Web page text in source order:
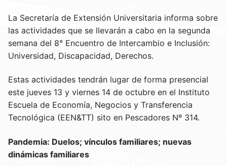
La Secretaría de Extensión Universitaria informa sobre
las actividades que se llevarán a cabo en la segunda
semana del 8° Encuentro de Intercambio e Inclusión:
Universidad, Discapacidad, Derechos.
Estas actividades tendrán lugar de forma presencial
este jueves 13 y viernes 14 de octubre en el Instituto
Escuela de Economía, Negocios y Transferencia
Tecnológica (EEN&TT) sito en Pescadores Nº 314.
Pandemia: Duelos; vínculos familiares; nuevas
dinámicas familiares